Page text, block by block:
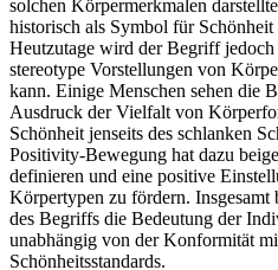
solchen Körpermerkmalen
historisch als Symbol für
Heutzutage wird der Begriff
stereotype Vorstellungen von
kann. Einige Menschen sehen die
Ausdruck der Vielfalt von
Schönheit jenseits des schlanken
Positivity-Bewegung hat dazu
definieren und eine positive
Körpertypen zu fördern. Insgesamt
des Begriffs die Bedeutung der
unabhängig von der Konformität
Schönheitsstandards.